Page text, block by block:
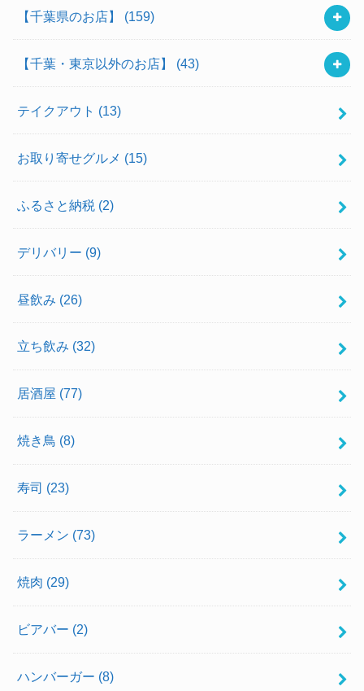
【千葉県のお店】 (159)
【千葉・東京以外のお店】 (43)
テイクアウト (13)
お取り寄せグルメ (15)
ふるさと納税 (2)
デリバリー (9)
昼飲み (26)
立ち飲み (32)
居酒屋 (77)
焼き鳥 (8)
寿司 (23)
ラーメン (73)
焼肉 (29)
ビアバー (2)
ハンバーガー (8)